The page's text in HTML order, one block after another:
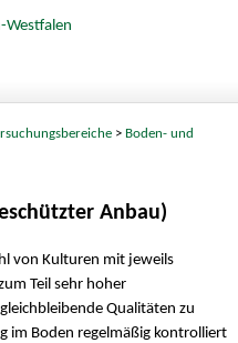
> Boden- und
Anbau)
von Kulturen mit jeweils
Teil sehr hoher
Qualitäten zu
im Boden regelmäßig kontrolliert